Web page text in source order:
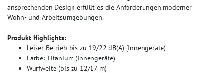
ansprechenden Design erfüllt es die Anforderungen moderner
Wohn- und Arbeitsumgebungen.​
Produkt Highlights:
Leiser Betrieb bis zu 19/22 dB(A) (Innengeräte)
Farbe: Titanium (Innengeräte)
Wurfweite (bis zu 12/17 m)